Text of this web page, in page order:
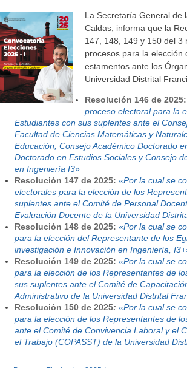
La Secretaría General de
Caldas, informa que la
147, 148, 149 y 150 del 3
procesos para la
estamentos ante los
Universidad Distrital
Resolución 146 de 2025:
proceso electoral para la
Estudiantes con sus suplentes ante el
Facultad de Ciencias Matemáticas y
Educación, Consejo Académico Doctorado
Doctorado en Estudios Sociales y Consejo
en Ingeniería I3»
Resolución 147 de 2025: «Por la cual se
electorales para la elección de los
suplentes ante el Comité de Personal
Evaluación Docente de la Universidad
Resolución 148 de 2025: «Por la cual se
para la elección del Representante de los
investigación e Innovación en Ingeniería,
Resolución 149 de 2025: «Por la cual se
para la elección de los Representantes de
sus suplentes ante el Comité de
Administrativo de la Universidad Distrital
Resolución 150 de 2025: «Por la cual se
para la elección de los Representantes de
ante el Comité de Convivencia Laboral y el
el Trabajo (COPASST) de la Universidad